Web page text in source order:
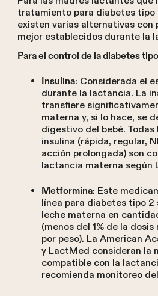
tratamiento para diabetes tipo
existen varias alternativas con
mejor establecidos durante la
Para el control de la diabetes
Insulina: Considerada el
durante la lactancia. La
transfiere
materna y, si lo hace, se
digestivo del bebé.
insulina (rápida, regular,
acción prolongada) son
lactancia materna según
Metformina: Este
línea para diabetes tipo 2
leche materna en
(menos del 1% de la
por peso). La American
y LactMed consideran la
compatible con la
recomienda monitoreo